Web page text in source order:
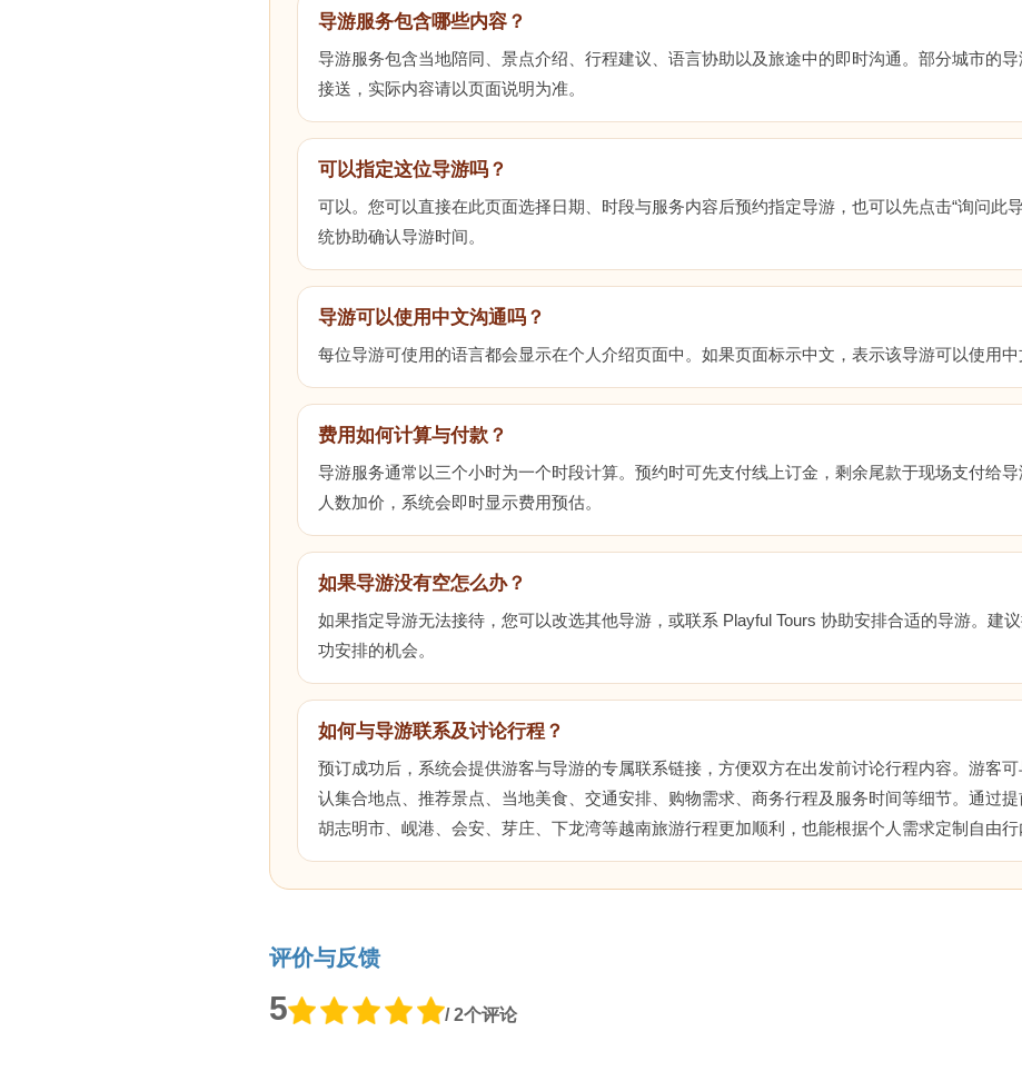
导游服务包含哪些内容？
导游服务包含当地陪同、景点介绍、行程建议、语言协助以及旅途中的即时沟通。部分城市的
接送，实际内容请以页面说明为准。
可以指定这位导游吗？
可以。您可以直接在此页面选择日期、时段与服务内容后预约指定导游，也可以先点击“询问此
统协助确认导游时间。
导游可以使用中文沟通吗？
每位导游可使用的语言都会显示在个人介绍页面中。如果页面标示中文，表示该导游可以使用中
费用如何计算与付款？
导游服务通常以三个小时为一个时段计算。预约时可先支付线上订金，剩余尾款于现场支付给
人数加价，系统会即时显示费用预估。
如果导游没有空怎么办？
如果指定导游无法接待，您可以改选其他导游，或联系 Playful Tours 协助安排合适的导游。建
功安排的机会。
如何与导游联系及讨论行程？
预订成功后，系统会提供游客与导游的专属联系链接，方便双方在出发前讨论行程内容。游客
认集合地点、推荐景点、当地美食、交通安排、购物需求、商务行程及服务时间等细节。通过提
胡志明市、岘港、会安、芽庄、下龙湾等越南旅游行程更加顺利，也能根据个人需求定制自由行
评价与反馈
5 / 2个评论